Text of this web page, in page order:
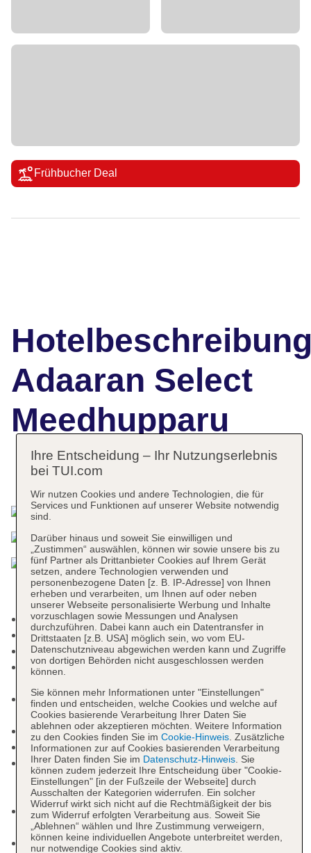
Frühbucher Deal
Adaaran Select
Meedhupparu
Das bietet Ihre Unterkunft
Check-in Zeit ab 14:00 Uhr
Check-out Zeit bis 12:00 Uhr
Letzte Komplettrenovierung: 2016
Rezeption: täglich 24 Stunden, Sprachen:
Gästebetreuung: Sprachen: deutsch, englisch,
italienisch
Gartenanlage
Pools: 1
Pool „Main Pool“: Januar - Dezember, ohne
Gebühr, Outdoor, Süßwasser, Liegestühle: ohne
Gebühr
Whirlpool: Januar - Dezember, ohne Gebühr,
beheizbar, im Wellnessbereich
Badetücher: ohne Gebühr
Ihre Entscheidung – Ihr Nutzungserlebnis
bei TUI.com
Wir nutzen Cookies und andere Technologien, die für
Services und Funktionen auf unserer Website notwendig
sind.
Darüber hinaus und soweit Sie einwilligen und
„Zustimmen“ auswählen, können wir sowie unsere bis zu
fünf Partner als Drittanbieter Cookies auf Ihrem Gerät
setzen, andere Technologien verwenden und
personenbezogene Daten [z. B. IP-Adresse] von Ihnen
erheben und verarbeiten, um Ihnen auf oder neben
unserer Webseite personalisierte Werbung und Inhalte
vorzuschlagen sowie Messungen und Analysen
durchzuführen. Dabei kann auch ein Datentransfer in
Drittstaaten [z.B. USA] möglich sein, wo vom EU-
Datenschutzniveau abgewichen werden kann und Zugriffe
von dortigen Behörden nicht ausgeschlossen werden
können.
Sie können mehr Informationen unter "Einstellungen"
finden und entscheiden, welche Cookies und welche auf
Cookies basierende Verarbeitung Ihrer Daten Sie
ablehnen oder akzeptieren möchten. Weitere Information
zu den Cookies finden Sie im Cookie-Hinweis. Zusätzliche
Informationen zur auf Cookies basierenden Verarbeitung
Ihrer Daten finden Sie im Datenschutz-Hinweis. Sie
können zudem jederzeit Ihre Entscheidung über "Cookie-
Einstellungen" [in der Fußzeile der Webseite] durch
Ausschalten der Kategorien widerrufen. Ein solcher
Widerruf wirkt sich nicht auf die Rechtmäßigkeit der bis
zum Widerruf erfolgten Verarbeitung aus. Soweit Sie
„Ablehnen“ wählen und Ihre Zustimmung verweigern,
können keine individuellen Angebote unterbreitet werden,
nur notwendige Cookies sind aktiv.